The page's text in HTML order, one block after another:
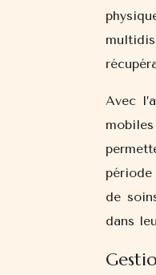
Avec
de
dans